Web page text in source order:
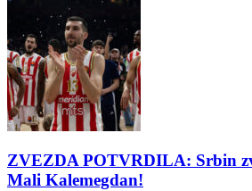
ZVEZDA POTVRDILA: Srbin
Mali Kalemegdan!